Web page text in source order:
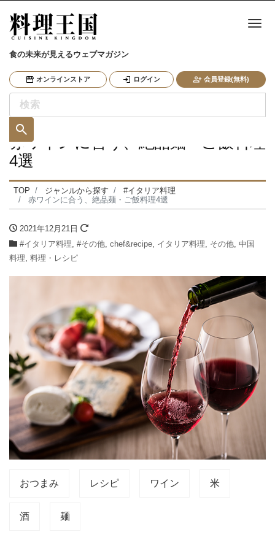
食の未来が見えるウェブマガジン
オンラインストア ログイン 会員登録(無料)
ナ
赤ワインに合う、絶品麺・ご飯料理
4選
TOP ジャンルから探す
#イタリア料理
赤ワインに合う、絶品麺・ご飯料理4選
2021年12月21日
#イタリア料理, #その他, chef&recipe, イタリア料理, その他, 中国
料理, 料理・レシピ
おつまみ レシピ ワイン 米
酒 麺